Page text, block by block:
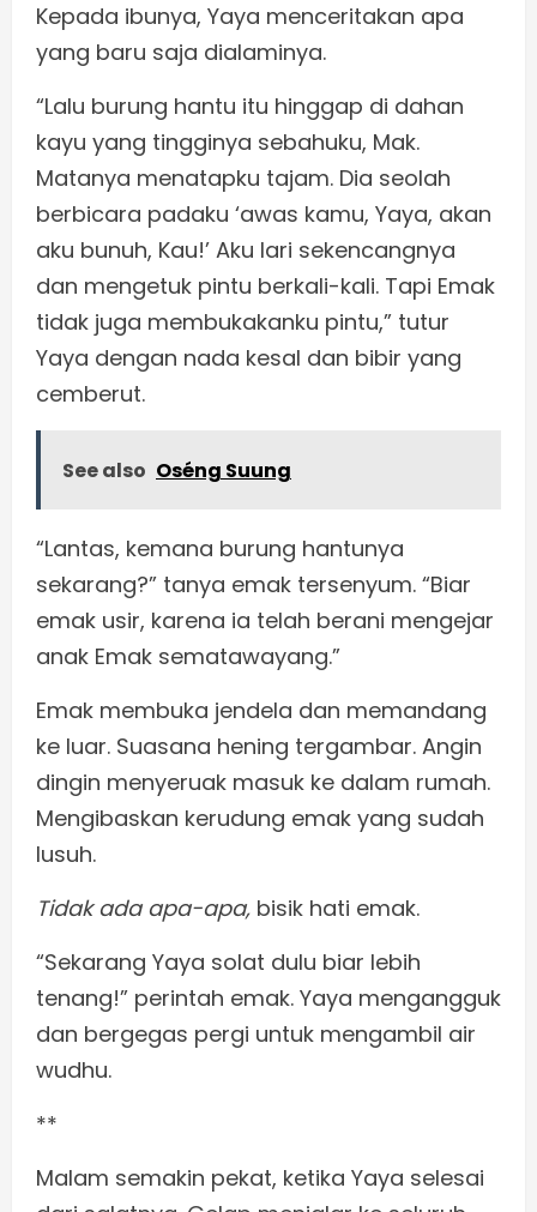
Kepada ibunya, Yaya menceritakan apa
yang baru saja dialaminya.
“Lalu burung hantu itu hinggap di dahan
kayu yang tingginya sebahuku, Mak.
Matanya menatapku tajam. Dia seolah
berbicara padaku ‘awas kamu, Yaya, akan
aku bunuh, Kau!’ Aku lari sekencangnya
dan mengetuk pintu berkali-kali. Tapi Emak
tidak juga membukakanku pintu,” tutur
Yaya dengan nada kesal dan bibir yang
cemberut.
See also Oséng Suung
“Lantas, kemana burung hantunya
sekarang?” tanya emak tersenyum. “Biar
emak usir, karena ia telah berani mengejar
anak Emak sematawayang.”
Emak membuka jendela dan memandang
ke luar. Suasana hening tergambar. Angin
dingin menyeruak masuk ke dalam rumah.
Mengibaskan kerudung emak yang sudah
lusuh.
Tidak ada apa-apa, bisik hati emak.
“Sekarang Yaya solat dulu biar lebih
tenang!” perintah emak. Yaya mengangguk
dan bergegas pergi untuk mengambil air
wudhu.
**
Malam semakin pekat, ketika Yaya selesai